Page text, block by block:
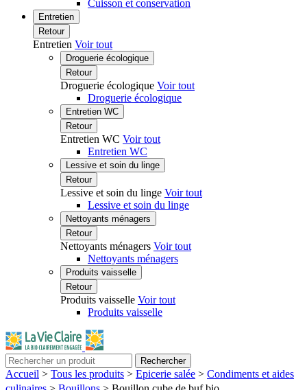
Cuisson et conservation
Entretien
Retour
Entretien Voir tout
Droguerie écologique
Retour
Droguerie écologique Voir tout
Droguerie écologique
Entretien WC
Retour
Entretien WC Voir tout
Entretien WC
Lessive et soin du linge
Retour
Lessive et soin du linge Voir tout
Lessive et soin du linge
Nettoyants ménagers
Retour
Nettoyants ménagers Voir tout
Nettoyants ménagers
Produits vaisselle
Retour
Produits vaisselle Voir tout
Produits vaisselle
Rechercher
Accueil > Tous les produits > Epicerie salée > Condiments et aides